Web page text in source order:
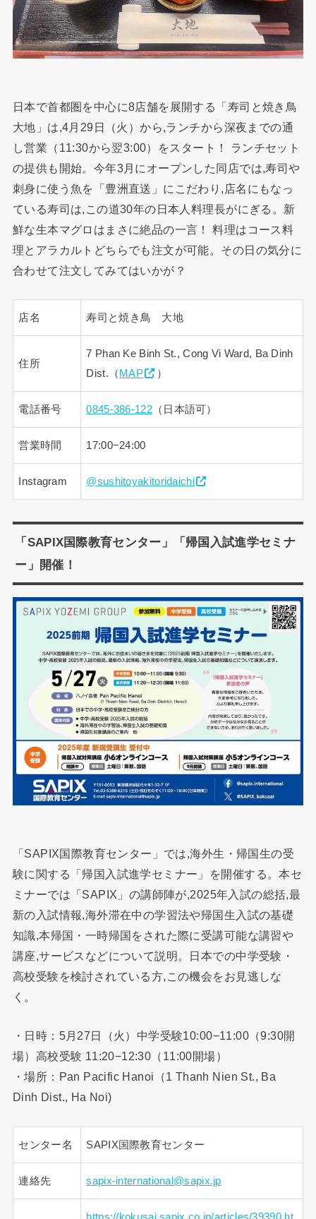
日本で首都圏を中心に8店舗を展開する「寿司と焼き鳥
大地」は,4月29日（火）から,ランチから深夜までの通
し営業（11:30から翌3:00）をスタート！ ランチセット
の提供も開始。今年3月にオープンした同店では,寿司や
刺身に使う魚を「豊洲直送」にこだわり,店名にもなっ
ている寿司は,この道30年の日本人料理長がにぎる。新
鮮な生本マグロはまさに絶品の一言！ 料理はコース料
理とアラカルトどちらでも注文が可能。その日の気分に
合わせて注文してみてはいかが？
店名 寿司と焼き鳥 大地
住所
7 Phan Ke Binh St., Cong Vi Ward, Ba Dinh
Dist.（ MAP ）
電話番号 0845-386-122（日本語可）
営業時間 17:00−24:00
Instagram @sushitoyakitoridaichi
「SAPIX国際教育センター」「帰国入試進学セミナ
ー」開催！
「SAPIX国際教育センター」では,海外生・帰国生の受
験に関する「帰国入試進学セミナー」を開催する。本セ
ミナーでは「SAPIX」の講師陣が,2025年入試の総括,最
新の入試情報,海外滞在中の学習法や帰国生入試の基礎
知識,本帰国・一時帰国をされた際に受講可能な講習や
講座,サービスなどについて説明。日本での中学受験・
高校受験を検討されている方,この機会をお見逃しな
く。
・日時：5月27日（火）中学受験10:00−11:00（9:30開
場）高校受験 11:20−12:30（11:00開場）
・場所：Pan Pacific Hanoi（1 Thanh Nien St., Ba
Dinh Dist., Ha Noi)
センター名 SAPIX国際教育センター
連絡先 sapix-international@sapix.jp
https://kokusai.sapix.co.jp/articles/39390.ht